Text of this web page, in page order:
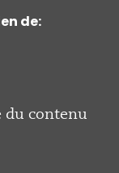
de:
du contenu